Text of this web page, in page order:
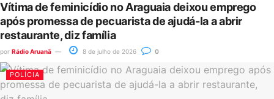
Vítima de feminicídio no Araguaia deixou emprego
após promessa de pecuarista de ajudá-la a abrir
restaurante, diz família
por Rádio Aruanã 8 de julho de 2026 0
POLÍCIA